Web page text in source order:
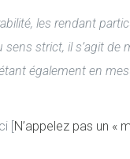
les rendant
sens strict, il s’agit de
également en
[N’appelez pas un «